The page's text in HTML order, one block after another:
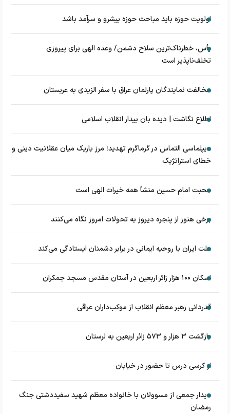
اولویت حوزه باید مباحث حوزه پیشرو و سرآمد باشد
یأس، خطرناک‌ترین سلاح دشمن/ وعده الهی برای پیروزی
تخلف‌ناپذیر است
مخالفت نمایندگان پارلمان عراق با سفر الزیدی به عربستان
اطلاع نگاشت | دیده بان بیدار انقلاب اسلامی
دیپلماسی التماس در گرماگرم تهدید؛ مرز باریک میان عقلانیت دینی و
خطای استراتژیک
محبت امام حسین منشأ همه خیرات الهی است
برخی هنوز از پنجره دیروز به تحولات امروز نگاه می‌کنند
ملت ایران با روحیه ایمانی در برابر دشمنان ایستادگی می‌کند
اسکان ۱۰۰ هزار زائر اربعین در آستان مقدس مسجد جمکران
قدردانی رهبر معظم انقلاب از موکب‌داران عراقی
بازگشت ۳ هزار و ۵۷۳ زائر اربعین به لرستان
از کرسی درس تا حضور در خیابان
دیدار جمعی از مسوولان با خانواده معظم شهید سفیددشتی جنگ
رمضان